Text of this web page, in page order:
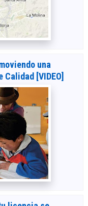
una
[VIDEO]